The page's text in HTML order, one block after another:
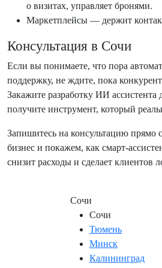
о визитах, управляет бронями.
Маркетплейсы — держит
Консультация в Сочи
Если вы понимаете, что пора
поддержку, не ждите, пока
Закажите разработку ИИ ассистента
получите инструмент, который
Запишитесь на консультацию прямо
бизнес и покажем, как смарт-
снизит расходы и сделает клиентов
Сочи
Сочи
Тюмень
Минск
Калининград